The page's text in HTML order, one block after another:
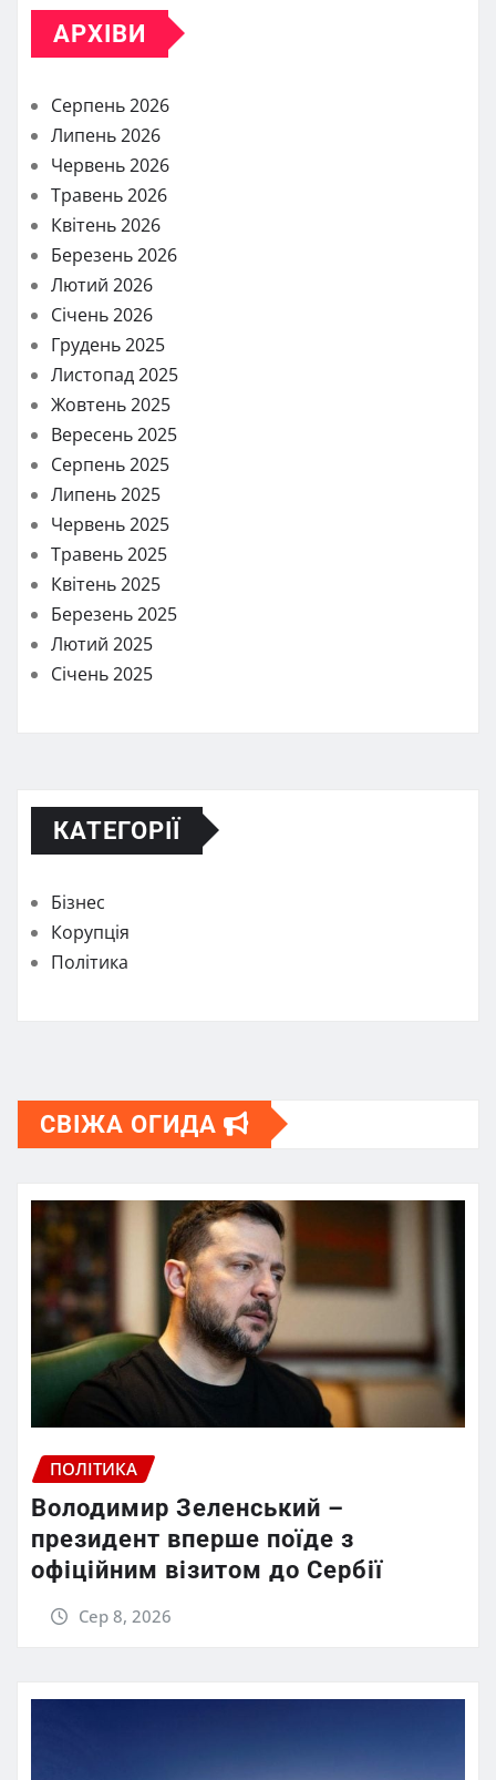
АРХІВИ
Серпень 2026
Липень 2026
Червень 2026
Травень 2026
Квітень 2026
Березень 2026
Лютий 2026
Січень 2026
Грудень 2025
Листопад 2025
Жовтень 2025
Вересень 2025
Серпень 2025
Липень 2025
Червень 2025
Травень 2025
Квітень 2025
Березень 2025
Лютий 2025
Січень 2025
КАТЕГОРІЇ
Бізнес
Корупція
Політика
СВІЖА ОГИДА
ПОЛІТИКА
Володимир Зеленський –
президент вперше поїде з
офіційним візитом до Сербії
Сер 8, 2026